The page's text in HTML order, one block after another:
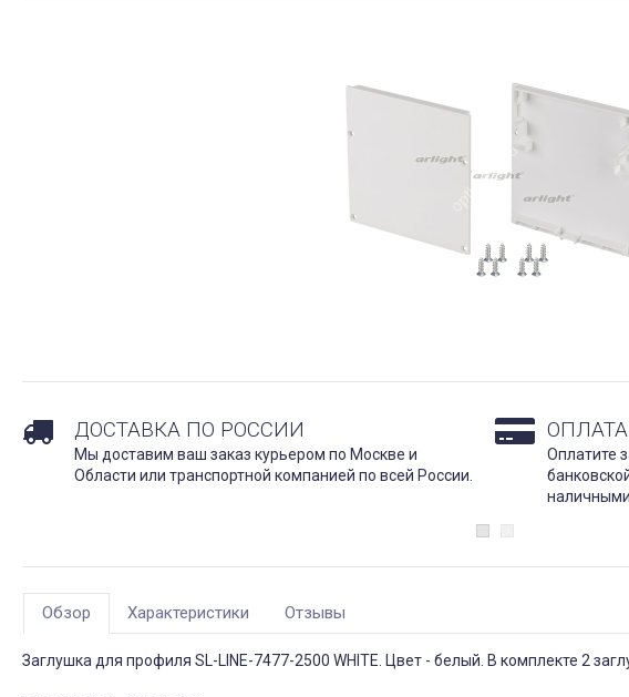
ДОСТАВКА ПО РОССИИ
Мы доставим ваш заказ курьером по Москве и
Области или транспортной компанией по всей России.
Оплатите
Обзор Характеристики Отзывы
Заглушка для профиля SL-LINE-7477-2500 WHITE. Цвет - белый. В комплекте 2